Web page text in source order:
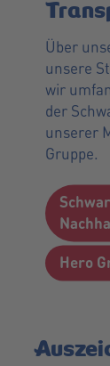
Über
unsere
wir
der
unserer
Gruppe.
Hero